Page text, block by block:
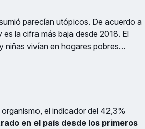
parecían utópicos. De acuerdo a
la cifra más baja desde 2018. El
niñas vivían en hogares pobres…
el indicador del 42,3%
en el país desde los primeros